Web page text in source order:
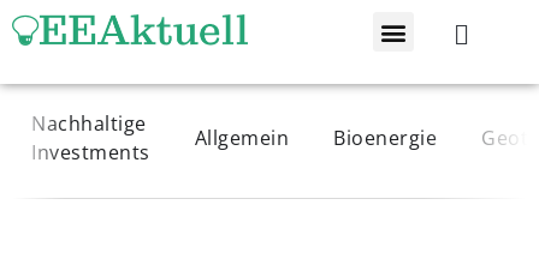
Nachhaltige
Investments
Allgemein Bioenergie